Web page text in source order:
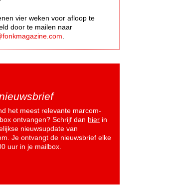
vier weken voor afloop te
door te mailen naar
het meest relevante marcom-
ontvangen? Schrijf dan hier in
nieuwsupdate van
Je ontvangt de nieuwsbrief elke
uur in je mailbox.